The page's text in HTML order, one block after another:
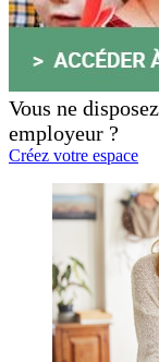
Vous ne
employeur ?
Créez votre espace